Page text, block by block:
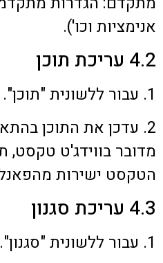
אנימציות וכו').
4.2 עריכת תוכן
1. עבור ללשונית "תוכן".
2. עדכן את התוכן
מדובר בווידג'ט טקסט,
הטקסט ישירות
4.3 עריכת סגנון
1. עבור ללשונית "סגנון".